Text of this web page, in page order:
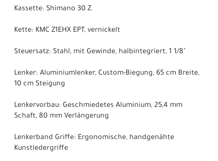
Kassette: Shimano 30 Z.
Kette: KMC Z1EHX EPT, vernickelt
Steuersatz: Stahl, mit Gewinde, halbintegriert, 1 1/8"
Lenker: Aluminiumlenker, Custom-Biegung, 65 cm Breite,
10 cm Steigung
Lenkervorbau: Geschmiedetes Aluminium, 25,4 mm
Schaft, 80 mm Verlängerung
Lenkerband Griffe: Ergonomische, handgenähte
Kunstledergriffe